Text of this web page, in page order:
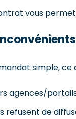
vous
simple,
agences/
refusent de